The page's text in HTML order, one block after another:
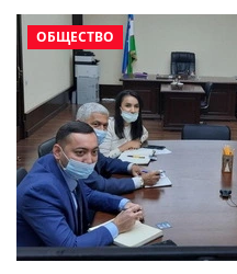
ОБЩЕСТВО